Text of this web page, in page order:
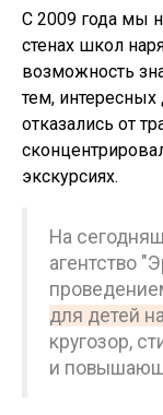
С 2009 года мы
стенах школ
возможность
тем,
отказались от
экскурсиях.
На
агентство
для детей
кругозор,
и